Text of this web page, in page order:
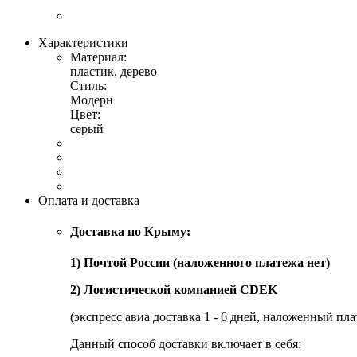
Характеристики
Материал:
пластик, дерево
Стиль:
Модерн
Цвет:
серый
Оплата и доставка
Доставка по Крыму:
1) Почтой России (наложенного платежа нет)
2) Логистической компанией CDEK
(экспресс авиа доставка 1 - 6 дней, наложенный
Данный способ доставки включает в себя: